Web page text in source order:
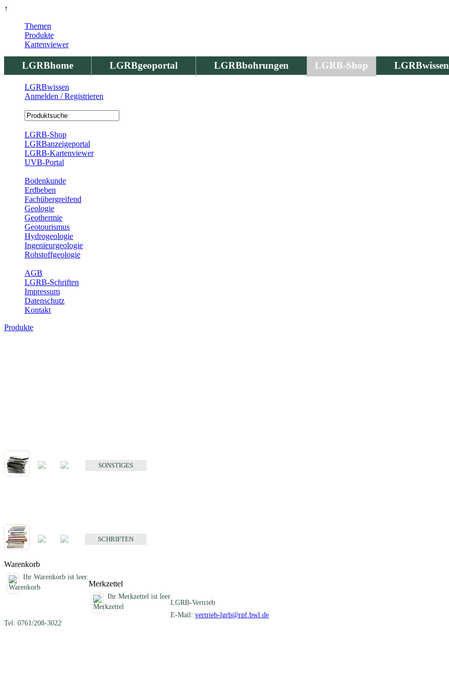
↑
LGRBhome LGRBgeoportal LGRBbohrungen LGRB-Shop LGRBwissen
Themen
Produkte
Kartenviewer
LGRBwissen
Anmelden / Registrieren
LGRB-Shop
LGRBanzeigeportal
LGRB-Kartenviewer
UVB-Portal
Bodenkunde
Erdbeben
Fachübergreifend
Geologie
Geothermie
Geotourismus
Hydrogeologie
Ingenieurgeologie
Rohstoffgeologie
AGB
LGRB-Schriften
Impressum
Datenschutz
Kontakt
Produkte
SONSTIGES
SCHRIFTEN
Warenkorb
Ihr Warenkorb ist leer.
Merkzettel
Ihr Merkzettel ist leer
LGRB-Vertrieb
E-Mail: vertrieb-lgrb@rpf.bwl.de
Tel: 0761/208-3022